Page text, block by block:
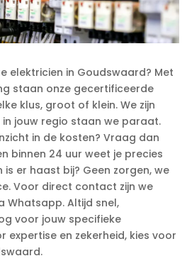
elektricien in Goudswaard? Met
staan onze gecertificeerde
klus, groot of klein. We zijn
jouw regio staan we paraat.
in de kosten? Vraag dan
binnen 24 uur weet je precies
er haast bij? Geen zorgen, we
Voor direct contact zijn we
Whatsapp. Altijd snel,
voor jouw specifieke
expertise en zekerheid, kies voor